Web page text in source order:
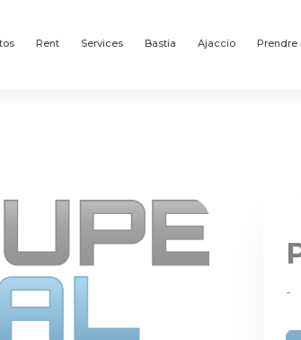
Rent Services Bastia Ajaccio Prendre
-